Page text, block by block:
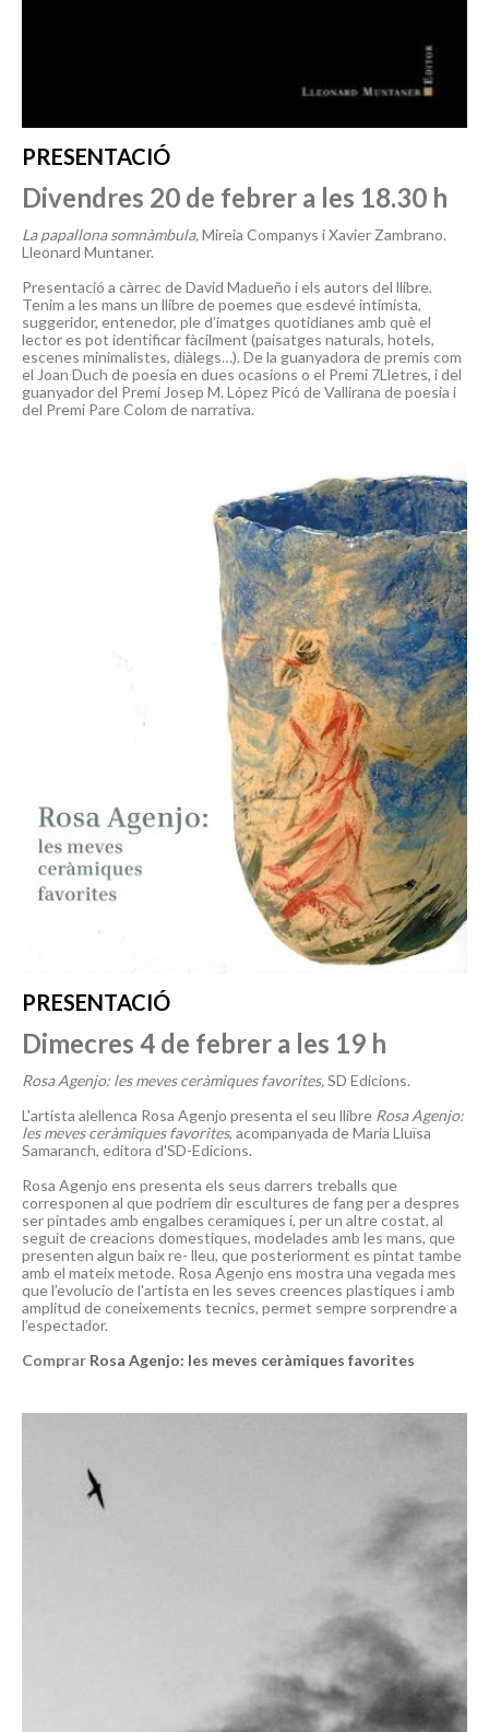
PRESENTACIÓ
Divendres 20 de febrer a les 18.30 h
La papallona somnàmbula,Mireia Companys i Xavier Zambrano.
Lleonard Muntaner.
Presentació a càrrec de David Madueño i els autors del llibre.
Tenim a les mans un llibre de poemes que esdevé intimista,
suggeridor, entenedor, ple d’imatges quotidianes amb què el
lector es pot identificar fàcilment (paisatges naturals, hotels,
escenes minimalistes, diàlegs…). De la guanyadora de premis com
el Joan Duch de poesia en dues ocasions o el Premi 7Lletres, i del
guanyador del Premi Josep M. López Picó de Vallirana de poesia i
del Premi Pare Colom de narrativa.
PRESENTACIÓ
Dimecres 4 de febrer a les 19 h
Rosa Agenjo: les meves ceràmiques favorites,SD Edicions.
L'artista alellenca Rosa Agenjo presenta el seu llibre Rosa Agenjo:
les meves ceràmiques favorites, acompanyada de Maria Lluïsa
Samaranch, editora d'SD-Edicions.
Rosa Agenjo ens presenta els seus darrers treballs que
corresponen al que podriem dir escultures de fang per a despres
ser pintades amb engalbes ceramiques i, per un altre costat, al
seguit de creacions domestiques, modelades amb les mans, que
presenten algun baix re- lleu, que posteriorment es pintat tambe
amb el mateix metode. Rosa Agenjo ens mostra una vegada mes
que l’evolucio de l'artista en les seves creences plastiques i amb
amplitud de coneixements tecnics, permet sempre sorprendre a
l’espectador.
Comprar Rosa Agenjo: les meves ceràmiques favorites